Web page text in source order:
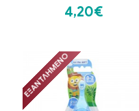
4,20€
ΕΞΑΝΤΛΗΜΈΝΟ